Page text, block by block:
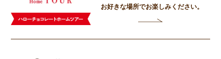
お好きな場所でお楽しみください。